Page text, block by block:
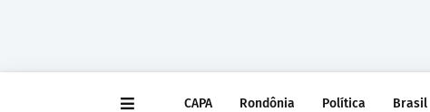
CAPA Rondônia Política Brasil